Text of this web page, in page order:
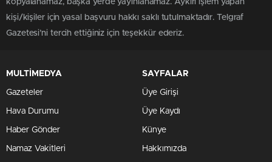
kopyalanamaz, başka yerde yayınlanamaz. Aykırı işlem yapan
kişi/kişiler için yasal başvuru hakkı saklı tutulmaktadır. Telgraf
Gazetesi’ni tercih ettiğiniz için teşekkür ederiz.
MULTİMEDYA
Gazeteler
Hava Durumu
Haber Gönder
Namaz Vakitleri
SAYFALAR
Üye Girişi
Üye Kaydı
Künye
Hakkımızda